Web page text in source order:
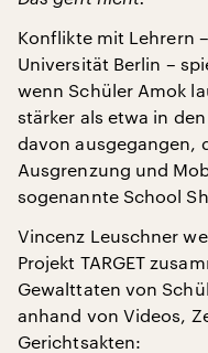
Konflikte mit Lehrern
Universität Berlin –
wenn Schüler Amok
stärker als etwa in
davon ausgegangen,
Ausgrenzung und
sogenannte School
Vincenz Leuschner
Projekt TARGET
Gewalttaten von
anhand von Videos,
Gerichtsakten: